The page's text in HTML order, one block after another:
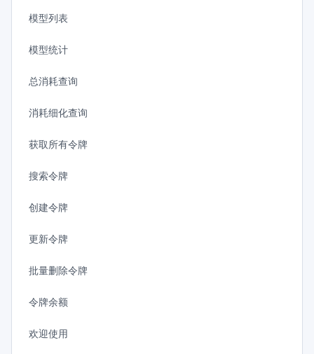
模型列表
模型统计
总消耗查询
消耗细化查询
获取所有令牌
搜索令牌
创建令牌
更新令牌
批量删除令牌
令牌余额
欢迎使用